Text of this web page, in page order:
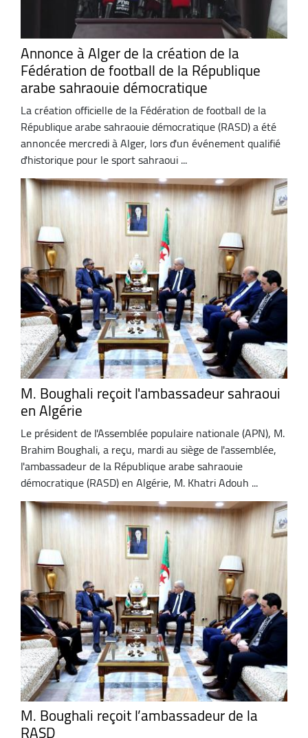
Annonce à Alger de la création de la
Fédération de football de la République
arabe sahraouie démocratique
La création officielle de la Fédération de football de la
République arabe sahraouie démocratique (RASD) a été
annoncée mercredi à Alger, lors d'un événement qualifié
d'historique pour le sport sahraoui ...
M. Boughali reçoit l'ambassadeur sahraoui
en Algérie
Le président de l'Assemblée populaire nationale (APN), M.
Brahim Boughali, a reçu, mardi au siège de l'assemblée,
l'ambassadeur de la République arabe sahraouie
démocratique (RASD) en Algérie, M. Khatri Adouh ...
M. Boughali reçoit l’ambassadeur de la